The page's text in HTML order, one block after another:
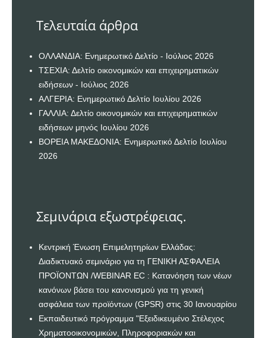
Τελευταία άρθρα
ΟΛΛΑΝΔΙΑ: Ενημερωτικό Δελτίο - Ιούλιος 2026
ΤΣΕΧΙΑ: Δελτίο οικονομικών και επιχειρηματικών
ειδήσεων - Ιούλιος 2026
ΑΛΓΕΡΙΑ: Ενημερωτικό Δελτίο Ιουλίου 2026
ΓΑΛΛΙΑ: Δελτίο οικονομικών και επιχειρηματικών
ειδήσεων μηνός Ιουλίου 2026
ΒΟΡΕΙΑ ΜΑΚΕΔΟΝΙΑ: Ενημερωτικό Δελτίο Ιουλίου
2026
Σεμινάρια εξωστρέφειας.
Κεντρική Ένωση Επιμελητηρίων Ελλάδας:
Διαδικτυακό σεμινάριο για τη ΓΕΝΙΚΗ ΑΣΦΑΛΕΙΑ
ΠΡΟΪΟΝΤΩΝ /WEBINAR EC : Κατανόηση των νέων
κανόνων βάσει του κανονισμού για τη γενική
ασφάλεια των προϊόντων (GPSR) στις 30 Ιανουαρίου
Εκπαιδευτικό πρόγραμμα "Εξειδικευμένο Στέλεχος
Χρηματοοικονομικών, Πληροφοριακών και